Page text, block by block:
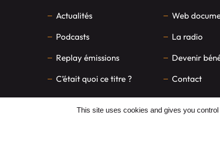
Actualités
Podcasts
Replay émissions
C’était quoi ce titre ?
Web
La radio
Devenir
Contact
This site uses cookies and gives you